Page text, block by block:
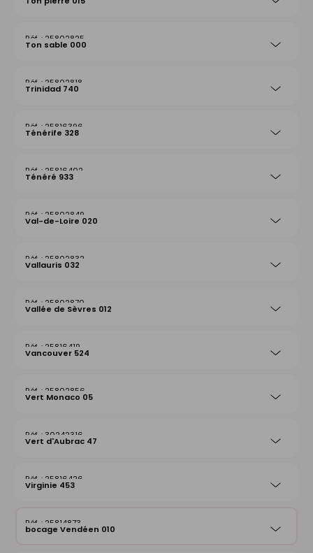
25802825
Ton sable 000
25802818
Trinidad 740
25816396
Ténérife 328
25816402
Ténéré 933
25802849
Val-de-Loire 020
25802832
Vallauris 032
25802870
Vallée de Sèvres 012
25816419
Vancouver 524
25802856
Vert Monaco 05
30242316
Vert d'Aubrac 47
25816426
Virginie 453
25814873
bocage Vendéen 010